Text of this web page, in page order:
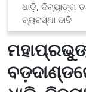
ଧାଡ଼ି, ଦିବ୍ୟାଙ୍ଗ
ବ୍ୟବସ୍ଥା ଦାବି